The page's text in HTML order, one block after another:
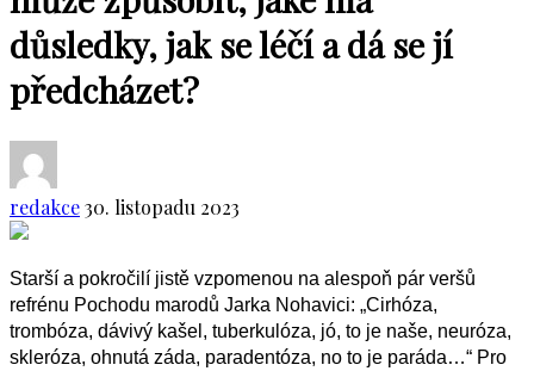
důsledky, jak se léčí a dá se jí
předcházet?
redakce30. listopadu 2023
Starší a pokročilí jistě vzpomenou na alespoň pár veršů
refrénu Pochodu marodů Jarka Nohavici: „Cirhóza,
trombóza, dávivý kašel, tuberkulóza, jó, to je naše, neuróza,
skleróza, ohnutá záda, paradentóza, no to je paráda…“ Pro